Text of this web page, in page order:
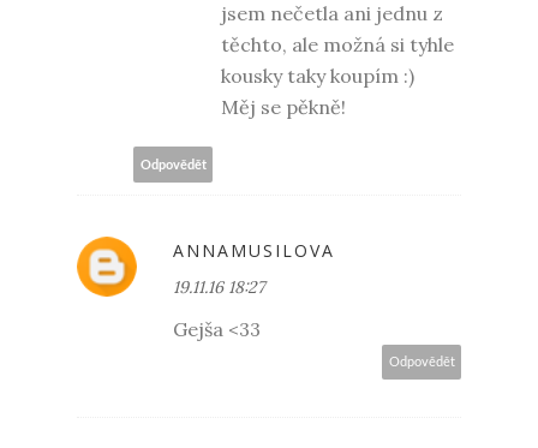
jsem nečetla ani jednu z
těchto, ale možná si tyhle
kousky taky koupím :)
Měj se pěkně!
Odpovědět
ANNAMUSILOVA
19.11.16 18:27
Gejša <33
Odpovědět